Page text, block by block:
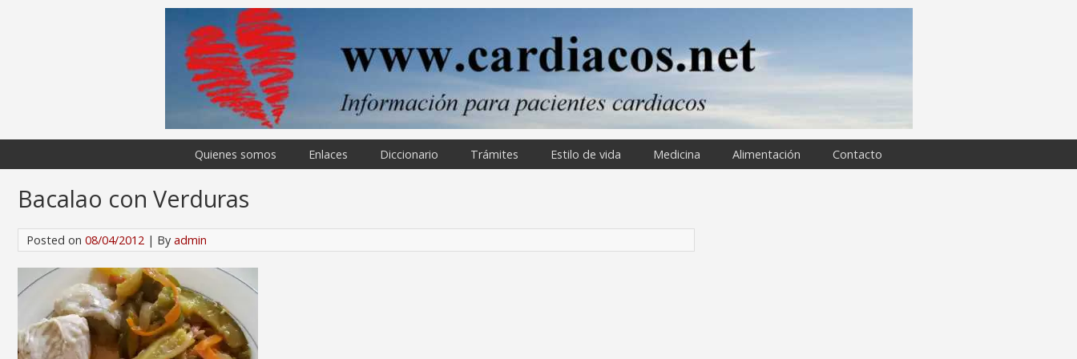
Quienes somos Enlaces Diccionario Trámites Estilo de vida Medicina Alimentación Contacto
Bacalao con Verduras
Posted on 08/04/2012 | By admin